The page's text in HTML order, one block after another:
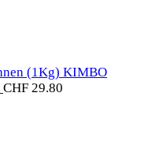
KIMBO
CHF 29.80